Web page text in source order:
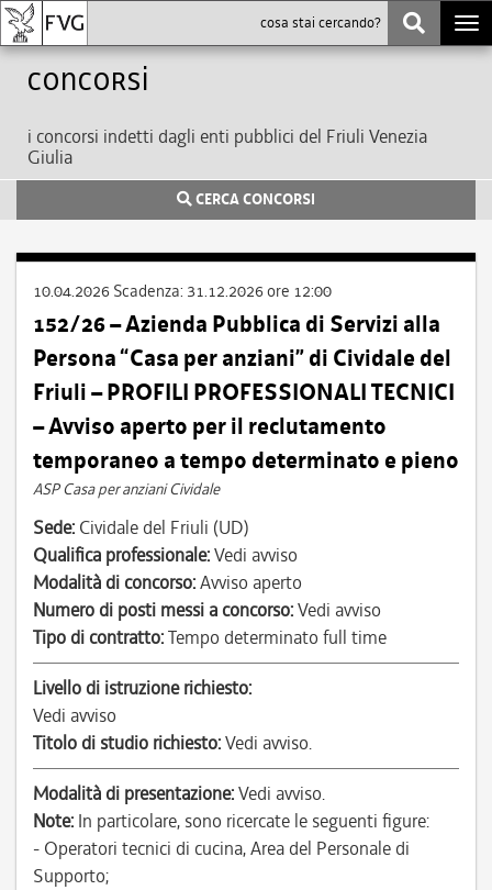
Concorsi
i concorsi indetti dagli enti pubblici del Friuli Venezia
Giulia
CERCA CONCORSI
10.04.2026 Scadenza: 31.12.2026 ore 12:00
152/26 – Azienda Pubblica di Servizi alla
Persona “Casa per anziani” di Cividale del
Friuli – PROFILI PROFESSIONALI TECNICI
– Avviso aperto per il reclutamento
temporaneo a tempo determinato e pieno
ASP Casa per anziani Cividale
Sede: Cividale del Friuli (UD)
Qualifica professionale:Vedi avviso
Modalità di concorso:Avviso aperto
Numero di posti messi a concorso:Vedi avviso
Tipo di contratto:Tempo determinato full time
Livello di istruzione richiesto:
Vedi avviso
Titolo di studio richiesto:Vedi avviso.
Modalità di presentazione:Vedi avviso.
Note: In particolare, sono ricercate le seguenti figure:
- Operatori tecnici di cucina, Area del Personale di
Supporto;